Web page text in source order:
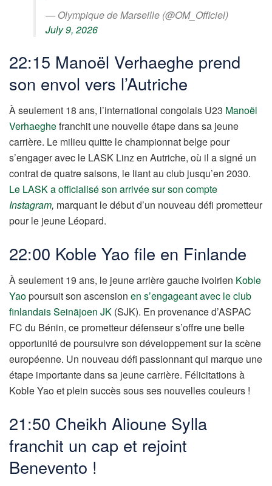
— Olympique de Marseille (@OM_Officiel)
July 9, 2026
22:15 Manoël Verhaeghe prend
son envol vers l’Autriche
À seulement 18 ans, l’international congolais U23 Manoël
Verhaeghefranchit une nouvelle étape dans sa jeune
carrière. Le milieu quitte le championnat belge pour
s’engager avec le LASK Linz en Autriche, où il a signé un
contrat de quatre saisons, le liant au club jusqu’en 2030.
Le LASK a officialisé son arrivée sur son compte
Instagram, marquant le début d’un nouveau défi prometteur
pour le jeune Léopard.
22:00 Koble Yao file en Finlande
À seulement 19 ans, le jeune arrière gauche ivoirien Koble
Yaopoursuit son ascension en s’engageant avec le club
finlandais Seinäjoen JK (SJK). En provenance d’ASPAC
FC du Bénin, ce prometteur défenseur s’offre une belle
opportunité de poursuivre son développement sur la scène
européenne. Un nouveau défi passionnant qui marque une
étape importante dans sa jeune carrière. Félicitations à
Koble Yao et plein succès sous ses nouvelles couleurs !
21:50 Cheikh Alioune Sylla
franchit un cap et rejoint
Benevento !